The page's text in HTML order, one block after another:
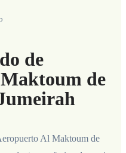
de
de
Al Maktoum de